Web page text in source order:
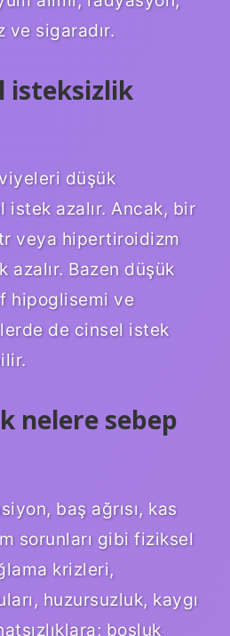
ve sigaradır.
isteksizlik
düşük
istek azalır. Ancak, bir
veya hipertiroidizm
azalır. Bazen düşük
hipoglisemi ve
de cinsel istek
nelere sebep
baş ağrısı, kas
sorunları gibi fiziksel
krizleri,
huzursuzluk, kaygı
boşluk